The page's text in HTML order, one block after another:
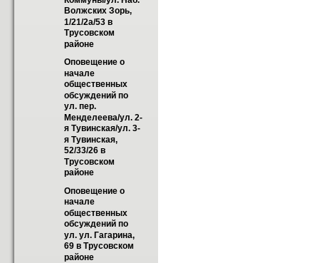
Волжских Зорь,
1/21/2а/53 в
Трусовском
районе
Оповещение о
начале
общественных
обсуждений по
ул. пер.
Менделеева/ул. 2-
я Тувинская/ул. 3-
я Тувинская,
52/33/26 в
Трусовском
районе
Оповещение о
начале
общественных
обсуждений по
ул. ул. Гагарина,
69 в Трусовском
районе